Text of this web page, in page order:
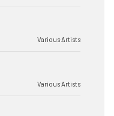
Various Artists
Various Artists